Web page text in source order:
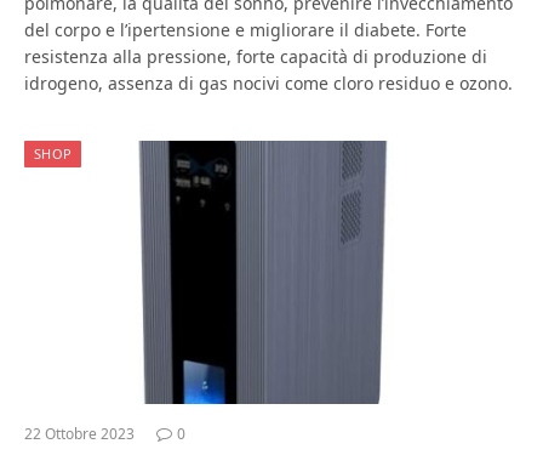
del corpo e l’ipertensione e migliorare il diabete. Forte
resistenza alla pressione, forte capacità di produzione di
idrogeno, assenza di gas nocivi come cloro residuo e ozono.
SHOP
22 Ottobre 2023 0